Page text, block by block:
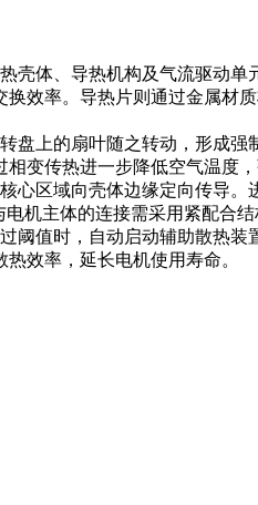
体、导热机构及气流驱动单
效率。导热片则通过金属材
上的扇叶随之转动，形成强
变传热进一步降低空气温度，
区域向壳体边缘定向传导。
机主体的连接需采用紧配合
值时，自动启动辅助散热装
效率，延长电机使用寿命。